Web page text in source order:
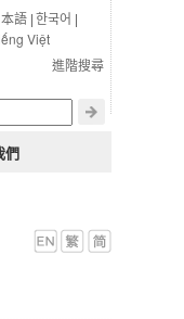
語|한국어 |
Việt
進階搜尋
們